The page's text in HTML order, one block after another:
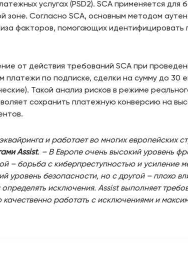
услугах (PSD2). SCA применяется
зоне. Согласно SCA, основным методом
факторов, помогающих
от действия требований SCA при
по подписке, сделки на сумму до 30
Такой анализ рисков в режиме
сохранить платежную конверсию на
и работает во многих европейских
Assist. – В Европе очень высокий уровень
– борьба с киберпреступностью и
уровень безопасности, но с другой – плохо
исключения. Assist выполняет
работать с исключениями и